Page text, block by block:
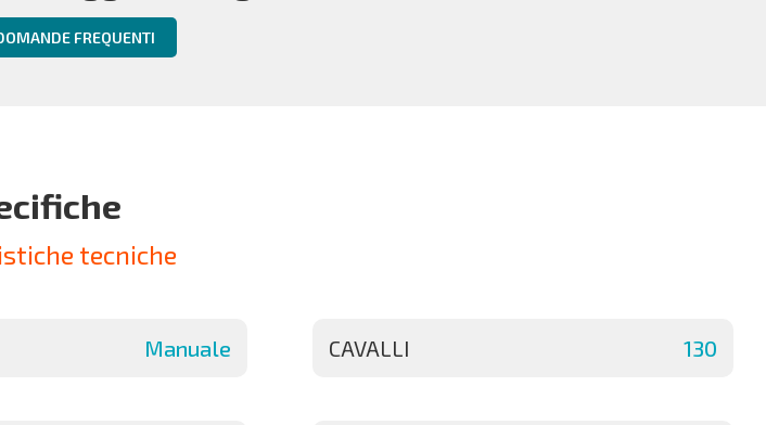
FREQUENTI
tecniche
Manuale CAVALLI 130